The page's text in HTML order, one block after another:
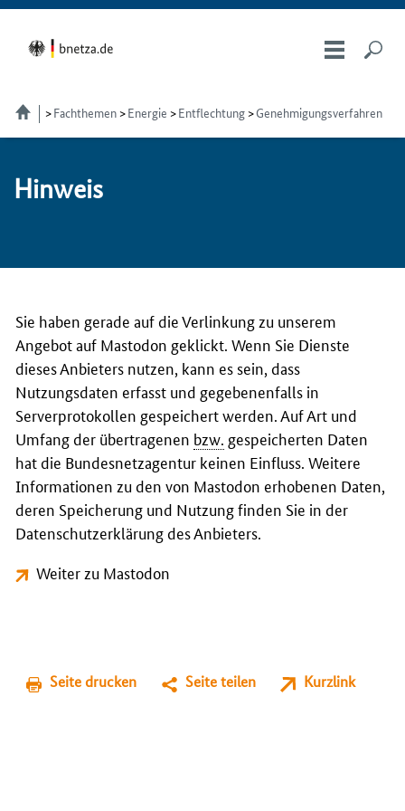
Fachthemen Energie Entflechtung Genehmigungsverfahren
Hin­weis
Sie haben gerade auf die Verlinkung zu unserem
Angebot auf Mastodon geklickt. Wenn Sie Dienste
dieses Anbieters nutzen, kann es sein, dass
Nutzungsdaten erfasst und gegebenenfalls in
Serverprotokollen gespeichert werden. Auf Art und
Umfang der übertragenen bzw. gespeicherten Daten
hat die Bundesnetzagentur keinen Einfluss. Weitere
Informationen zu den von Mastodon erhobenen Daten,
deren Speicherung und Nutzung finden Sie in der
Datenschutzerklärung des Anbieters.
Weiter zu Mastodon
Seite drucken Seite teilen Kurzlink